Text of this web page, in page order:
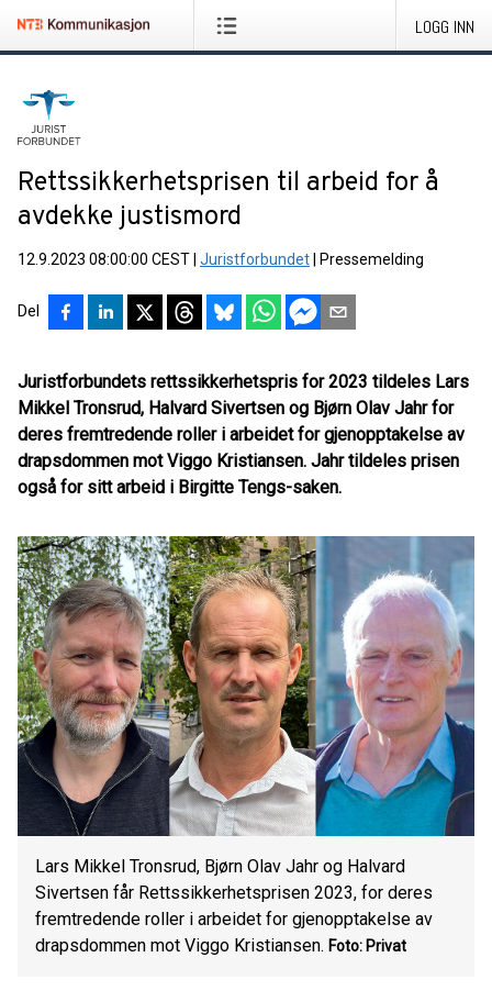
LOGG INN
Rettssikkerhetsprisen til arbeid for å
avdekke justismord
12.9.2023 08:00:00 CEST Juristforbundet Pressemelding
Del
Juristforbundets rettssikkerhetspris for 2023 tildeles Lars
Mikkel Tronsrud, Halvard Sivertsen og Bjørn Olav Jahr for
deres fremtredende roller i arbeidet for gjenopptakelse av
drapsdommen mot Viggo Kristiansen. Jahr tildeles prisen
også for sitt arbeid i Birgitte Tengs-saken.
Lars Mikkel Tronsrud, Bjørn Olav Jahr og Halvard
Sivertsen får Rettssikkerhetsprisen 2023, for deres
fremtredende roller i arbeidet for gjenopptakelse av
drapsdommen mot Viggo Kristiansen. Foto: Privat